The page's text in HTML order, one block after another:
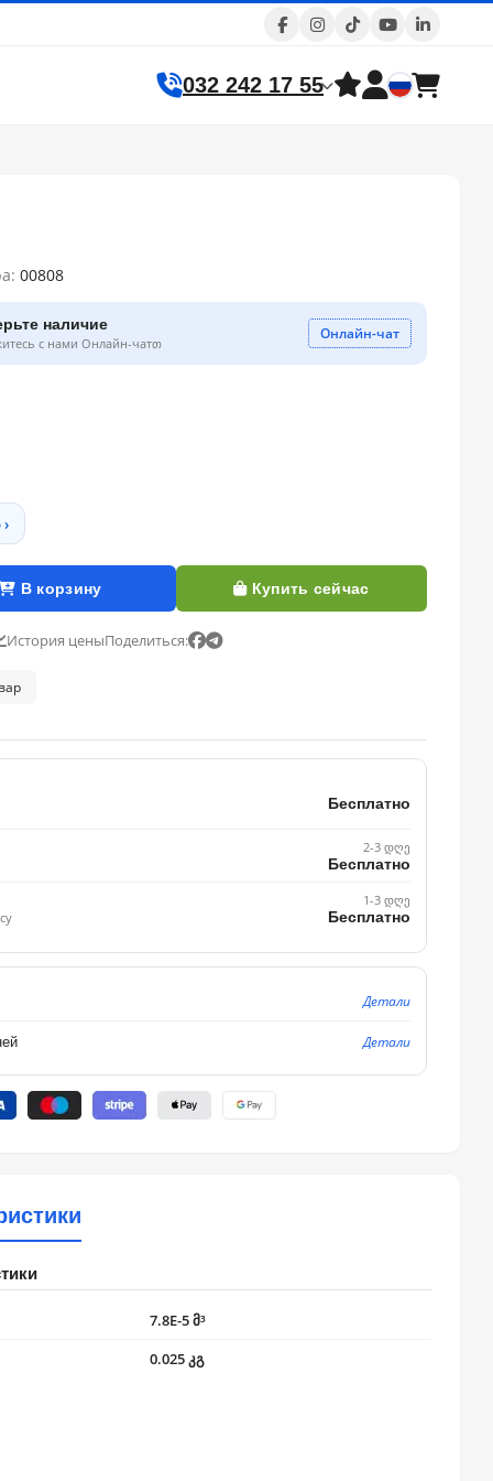
032 242 17 55
00808
наличие
с нами Онлайн-чатთ
Онлайн-чат
В корзину Купить сейчас
История ценыПоделиться:
Бесплатно
2-3 დღე
Бесплатно
1-3 დღე
Бесплатно
Детали
Детали
7.8E-5 მ³
0.025 კგ